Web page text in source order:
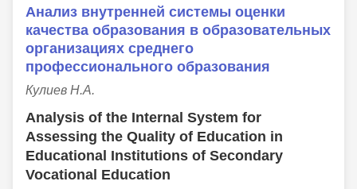
Анализ внутренней системы оценки
качества образования в образовательных
организациях среднего
профессионального образования
Кулиев Н.А.
Analysis of the Internal System for
Assessing the Quality of Education in
Educational Institutions of Secondary
Vocational Education